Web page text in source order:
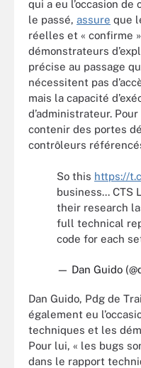
qui a eu l’occasion
le passé, assure que
réelles et « confirme
démonstrateurs
précise au passage
nécessitent pas
mais la capacité
d’administrateur.
contenir des portes
contrôleurs
So this https://
business... CTS
their research
full technical
code for each
— Dan Guido
Dan Guido, Pdg de
également eu
techniques et les
Pour lui, « les bugs
dans le rapport